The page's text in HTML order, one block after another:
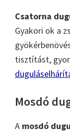
Csatorna
Gyakori ok a
tisztítást,
Mosdó
A mosdó